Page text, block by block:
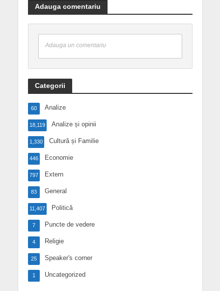
Adauga comentariu
Adauga un comentariu
Categorii
Analize
60
Analize și opinii
18,119
Cultură și Familie
1,330
Economie
446
Extern
797
General
83
Politică
11,407
Puncte de vedere
7
Religie
4
Speaker's corner
25
Uncategorized
1